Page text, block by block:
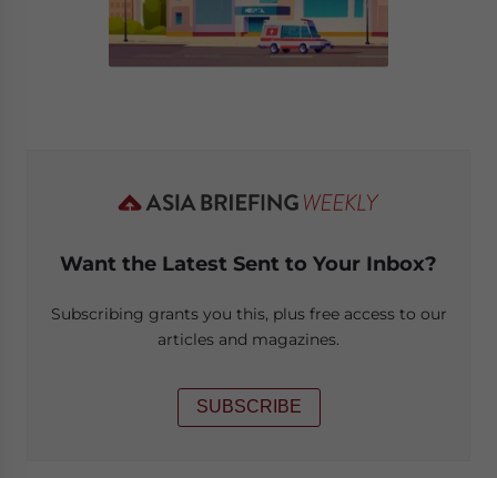
Want the Latest Sent to Your Inbox?
Subscribing grants you this, plus free access to our
articles and magazines.
SUBSCRIBE